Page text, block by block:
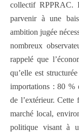
collectif RPPRAC.
parvenir à une
ambition jugée
nombreux
rappelé que
qu’elle est
importations : 80 %
de l’extérieur. Cette
marché local,
politique visant à